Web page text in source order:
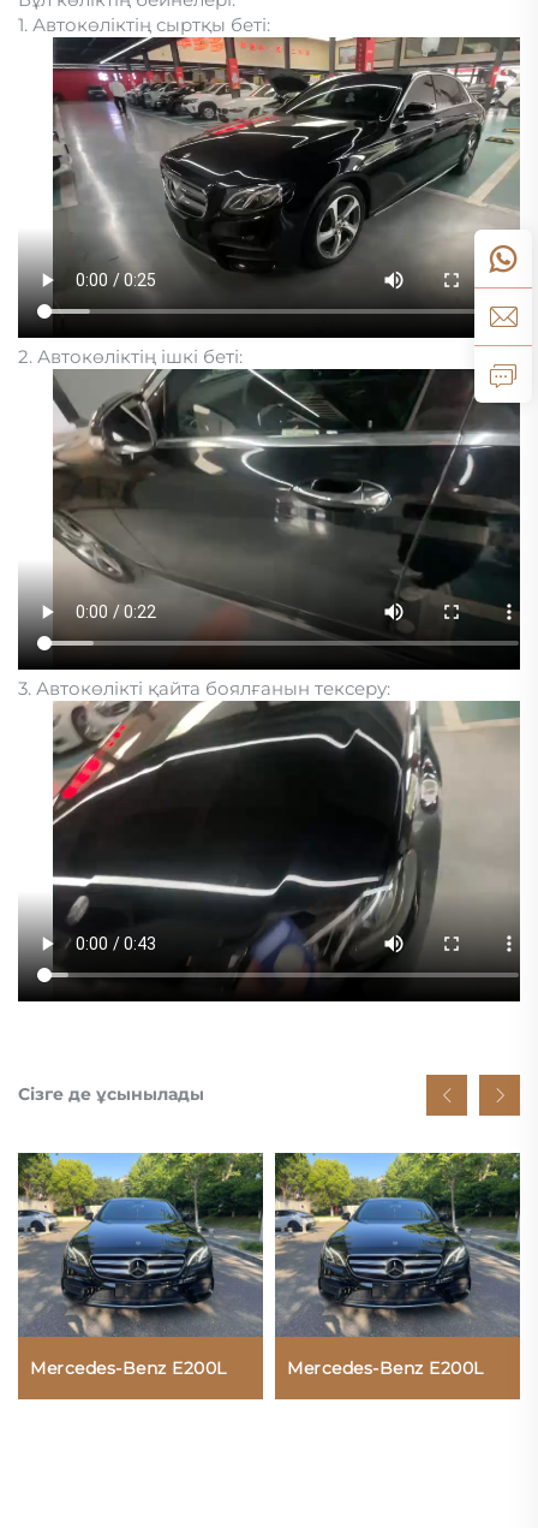
1. Автокөліктің сыртқы беті:
2. Автокөліктің ішкі беті:
3. Автокөлікті қайта боялғанын тексеру:
Сізге де ұсынылады
Mercedes-Benz E200L Mercedes-Benz E200L